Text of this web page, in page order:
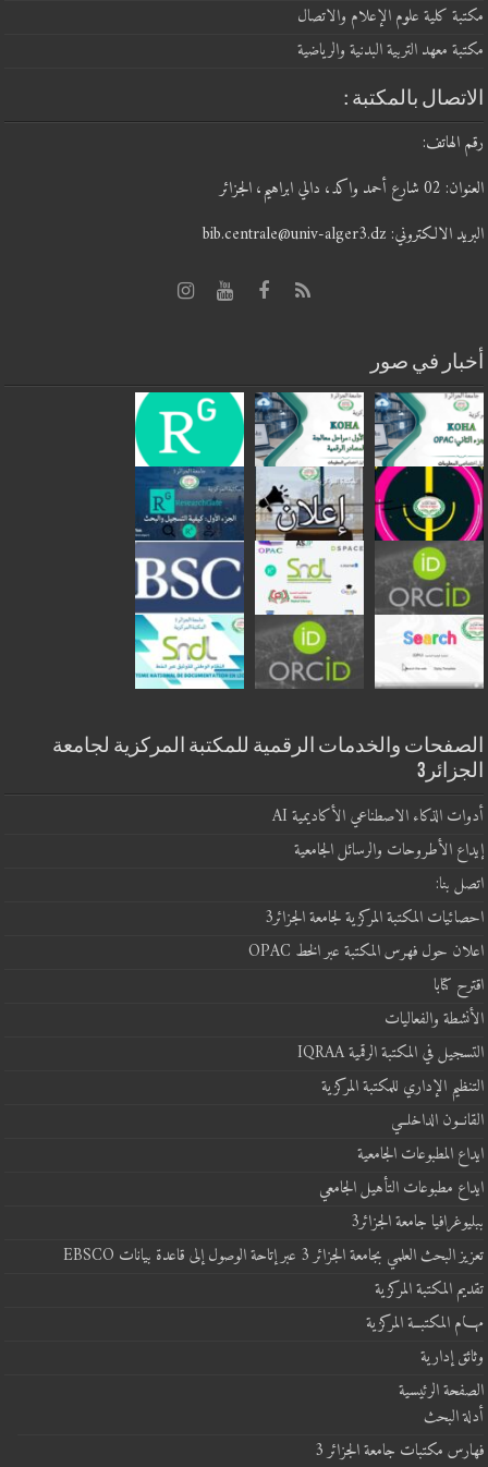
مكتبة كلية علوم الإعلام والاتصال
مكتبة معهد التربية البدنية والرياضية
الاتصال بالمكتبة :
رقم الهاتف:
العنوان: 02 شارع أحمد واكد، دالي ابراهيم، الجزائر
البريد الالكتروني: bib.centrale@univ-alger3.dz
أخبار في صور
الصفحات والخدمات الرقمية للمكتبة المركزية لجامعة
الجزائر3
أدوات الذكاء الاصطناعي الأكاديمية AI
إيداع الأطروحات والرسائل الجامعية
اتصل بنا:
احصائيات المكتبة المركزية لجامعة الجزائر3
اعلان حول فهرس المكتبة عبر الخط OPAC
اقترح كتابا
الأنشطة والفعاليات
التسجيل في المكتبة الرقمية IQRAA
التنظيم الإداري للمكتبة المركزية
القانــون الداخلــي
ايداع المطبوعات الجامعية
ايداع مطبوعات التأهيل الجامعي
ببليوغرافيا جامعة الجزائر3
تعزيز البحث العلمي بجامعة الجزائر 3 عبر إتاحة الوصول إلى قاعدة بيانات EBSCO
تقديم المكتبة المركزية
مهـــام المكتبــة المركزية
وثائق إدارية
الصفحة الرئيسية
أدلة البحث
فهارس مكتبات جامعة الجزائر 3